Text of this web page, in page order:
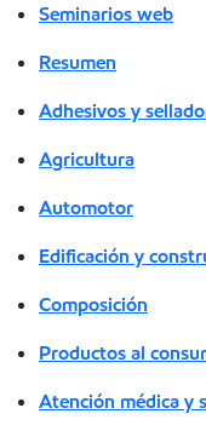
Seminarios web
Resumen
Adhesivos y
Agricultura
Automotor
Edificación y
Composición
Productos al
Atención médica y